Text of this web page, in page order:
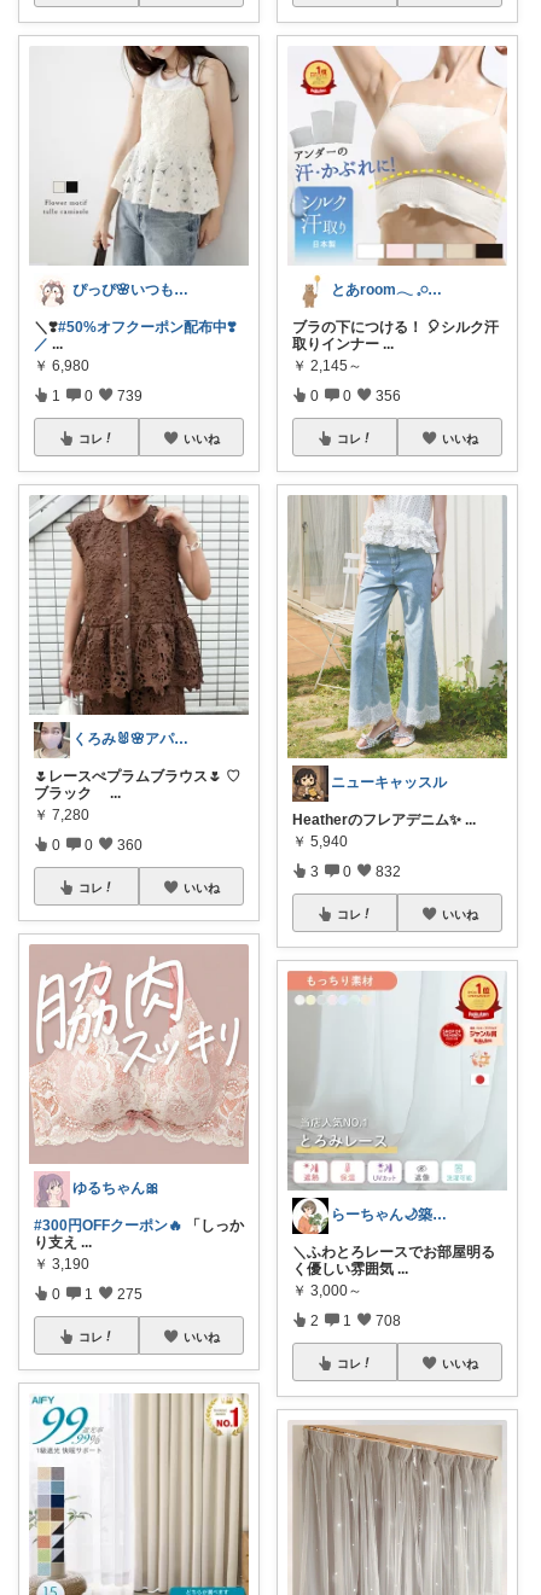
ぴっぴ🌸いつもありがとうございます♡
＼❣️#50%オフクーポン配布中❣️
／ ...
￥ 6,980
1 0 739
コレ いいね
くろみ🐰🌸アパレル✨
🌷レースぺプラムブラウス🌷 ♡
ブラック
...
￥ 7,280
0 0 360
コレ いいね
ゆるちゃん🎀
#300円OFFクーポン🔥 「しっか
り支え ...
￥ 3,190
0 1 275
コレ いいね
とあroom𓂃 𓈒𓏸心地よい衣食住
ブラの下につける！ 🎈シルク汗
取りインナー ...
￥ 2,145～
0 0 356
コレ いいね
ニューキャッスル
Heatherのフレアデニム✨ ...
￥ 5,940
3 0 832
コレ いいね
らーちゃん🌙築古賃貸をもっとかわいく♡
＼ふわとろレースでお部屋明る
く優しい雰囲気 ...
￥ 3,000～
2 1 708
コレ いいね